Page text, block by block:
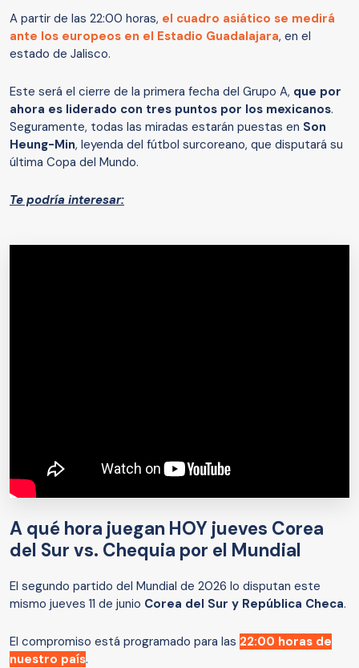
A partir de las 22:00 horas, el cuadro asiático se medirá
ante los europeos en el Estadio Guadalajara, en el
estado de Jalisco.
Este será el cierre de la primera fecha del Grupo A, que por
ahora es liderado con tres puntos por los mexicanos.
Seguramente, todas las miradas estarán puestas en Son
Heung-Min, leyenda del fútbol surcoreano, que disputará su
última Copa del Mundo.
Te podría interesar:
A qué hora juegan HOY jueves Corea
del Sur vs. Chequia por el Mundial
El segundo partido del Mundial de 2026 lo disputan este
mismo jueves 11 de junio Corea del Sur y República Checa.
El compromiso está programado para las 22:00 horas de
nuestro país.